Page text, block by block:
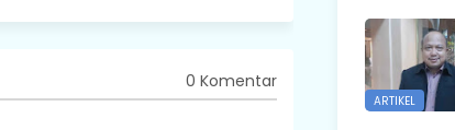
0 Komentar
ARTIKEL